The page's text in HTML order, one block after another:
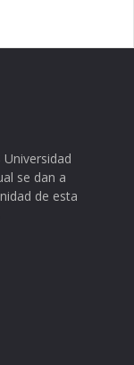
se dan a
de esta